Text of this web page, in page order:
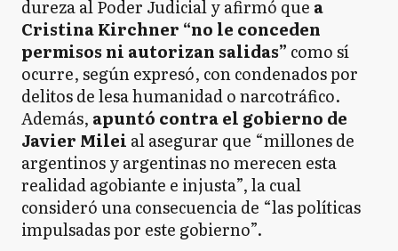
dureza al Poder Judicial y afirmó que a
Cristina Kirchner “no le conceden
permisos ni autorizan salidas” como sí
ocurre, según expresó, con condenados por
delitos de lesa humanidad o narcotráfico.
Además, apuntó contra el gobierno de
Javier Milei al asegurar que “millones de
argentinos y argentinas no merecen esta
realidad agobiante e injusta”, la cual
consideró una consecuencia de “las políticas
impulsadas por este gobierno”.